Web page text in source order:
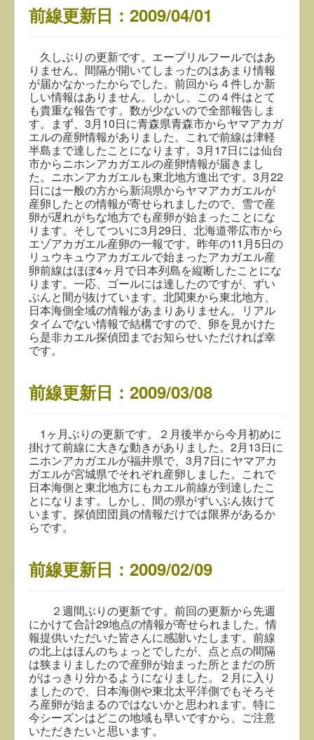
前線更新日：2009/04/01
久しぶりの更新です。エープリルフールではあ
りません。間隔が開いてしまったのはあまり情報
が届かなかったからでした。前回から４件しか新
しい情報はありません。しかし、この４件はとて
も貴重な報告です。数が少ないので全部報告しま
す。まず、3月10日に青森県青森市からヤマアカガ
エルの産卵情報がありました。これで前線は津軽
半島まで達したことになります。3月17日には仙台
市からニホンアカガエルの産卵情報が届きまし
た。ニホンアカガエルも東北地方進出です。3月22
日には一般の方から新潟県からヤマアカガエルが
産卵したとの情報が寄せられましたので、雪で産
卵が遅れがちな地方でも産卵が始まったことにな
ります。そしてついに3月29日、北海道帯広市から
エゾアカガエル産卵の一報です。昨年の11月5日の
リュウキュウアカガエルで始まったアカガエル産
卵前線はほぼ4ヶ月で日本列島を縦断したことにな
ります。一応、ゴールには達したのですが、ずい
ぶんと間が抜けています。北関東から東北地方、
日本海側全域の情報があまりありません。リアル
タイムでない情報で結構ですので、卵を見かけた
ら是非カエル探偵団までお知らせいただければ幸
です。
前線更新日：2009/03/08
1ヶ月ぶりの更新です。２月後半から今月初めに
掛けて前線に大きな動きがありました。2月13日に
ニホンアカガエルが福井県で、3月7日にヤマアカ
ガエルが宮城県でそれぞれ産卵しました。これで
日本海側と東北地方にもカエル前線が到達したこ
とになります。しかし、間の県がずいぶん抜けて
います。探偵団団員の情報だけでは限界があるか
らです。
前線更新日：2009/02/09
２週間ぶりの更新です。前回の更新から先週
にかけて合計29地点の情報が寄せられました。情
報提供いただいた皆さんに感謝いたします。前線
の北上はほんのちょっとでしたが、点と点の間隔
は狭まりましたので産卵が始まった所とまだの所
がはっきり分かるようになりました。２月に入り
ましたので、日本海側や東北太平洋側でもそろそ
ろ産卵が始まるのではないかと思われます。特に
今シーズンはどこの地域も早いですから、ご注意
いただきたいと思います。